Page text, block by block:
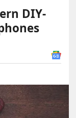
DIY-